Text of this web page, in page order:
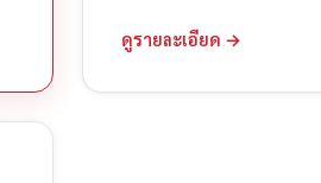
ดูรายละเอียด →